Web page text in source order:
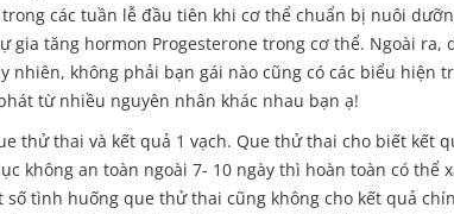
các tuần lễ đầu tiên khi cơ thể chuẩn bị nuôi
gia tăng hormon Progesterone trong cơ thể. Ngoài
nhiên, không phải bạn gái nào cũng có các biểu hiện
từ nhiều nguyên nhân khác nhau bạn ạ!
thử thai và kết quả 1 vạch. Que thử thai cho biết kết
không an toàn ngoài 7- 10 ngày thì hoàn toàn có thể
tình huống que thử thai cũng không cho kết quả